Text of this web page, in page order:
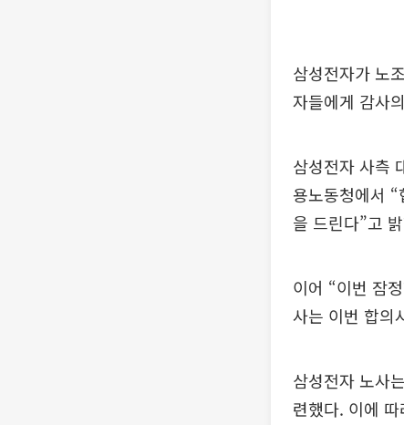
삼성전자가 노
자들에게 감사
삼성전자 사측
용노동청에서
을 드린다”고
이어 “이번 잠
사는 이번 합의
삼성전자 노사
련했다. 이에